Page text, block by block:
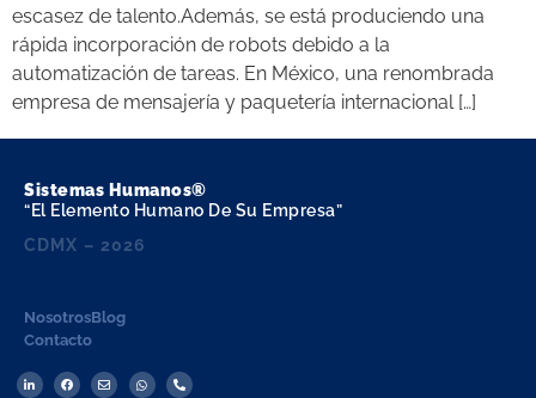
escasez de talento.Además, se está produciendo una
rápida incorporación de robots debido a la
automatización de tareas. En México, una renombrada
empresa de mensajería y paquetería internacional […]
Sistemas Humanos®
“El Elemento Humano De Su Empresa”
CDMX – 2026
NosotrosBlog
Contacto